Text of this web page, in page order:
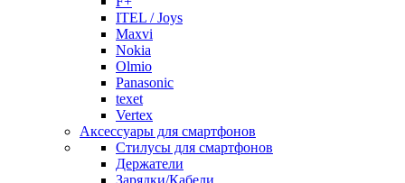
ITEL / Joys
Maxvi
Nokia
Olmio
Panasonic
texet
Vertex
Аксессуары для смартфонов
Стилусы для смартфонов
Держатели
Зарядки/Кабели